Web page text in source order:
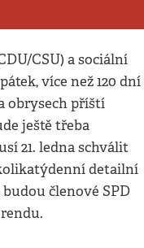
CSU) a sociální
více než 120 dní
obrysech příští
ještě třeba
21. ledna schválit
detailní
členové SPD